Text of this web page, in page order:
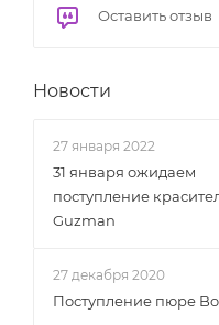
Оставить отзыв
Новости
27 января 2022
31 января ожидаем
поступление
Guzman
27 декабря 2020
Поступление пюре